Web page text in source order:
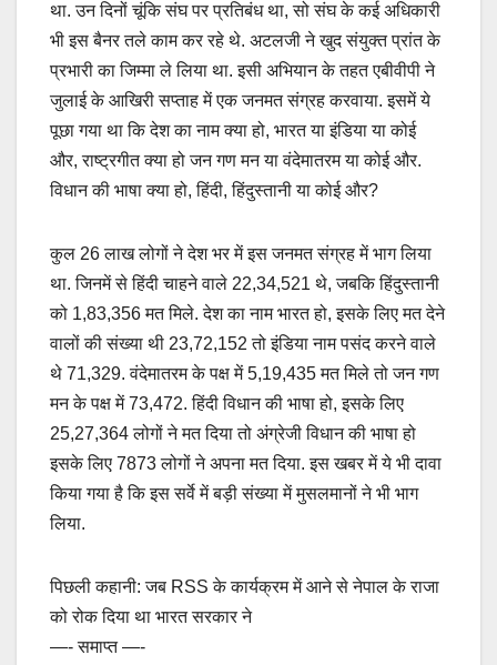
था. उन दिनों चूंकि संघ पर प्रतिबंध था, सो संघ के कई अधिकारी
भी इस बैनर तले काम कर रहे थे. अटलजी ने खुद संयुक्त प्रांत के
प्रभारी का जिम्मा ले लिया था. इसी अभियान के तहत एबीवीपी ने
जुलाई के आखिरी सप्ताह में एक जनमत संग्रह करवाया. इसमें ये
पूछा गया था कि देश का नाम क्या हो, भारत या इंडिया या कोई
और, राष्ट्रगीत क्या हो जन गण मन या वंदेमातरम या कोई और.
विधान की भाषा क्या हो, हिंदी, हिंदुस्तानी या कोई और?
कुल 26 लाख लोगों ने देश भर में इस जनमत संग्रह में भाग लिया
था. जिनमें से हिंदी चाहने वाले 22,34,521 थे, जबकि हिंदुस्तानी
को 1,83,356 मत मिले. देश का नाम भारत हो, इसके लिए मत देने
वालों की संख्या थी 23,72,152 तो इंडिया नाम पसंद करने वाले
थे 71,329. वंदेमातरम के पक्ष में 5,19,435 मत मिले तो जन गण
मन के पक्ष में 73,472. हिंदी विधान की भाषा हो, इसके लिए
25,27,364 लोगों ने मत दिया तो अंग्रेजी विधान की भाषा हो
इसके लिए 7873 लोगों ने अपना मत दिया. इस खबर में ये भी दावा
किया गया है कि इस सर्वे में बड़ी संख्या में मुसलमानों ने भी भाग
लिया.
पिछली कहानी: जब RSS के कार्यक्रम में आने से नेपाल के राजा
को रोक दिया था भारत सरकार ने
—- समाप्त —-